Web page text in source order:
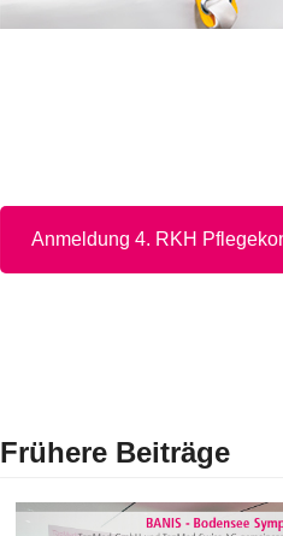
Anmeldung 4. RKH
Frühere Beiträge